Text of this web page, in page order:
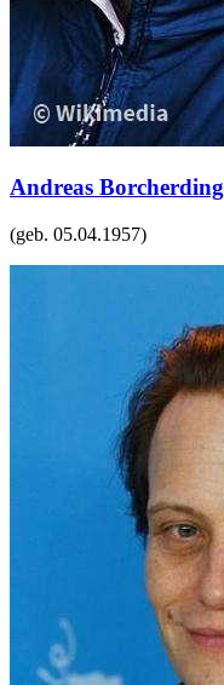
Andreas Borcherding
(geb. 05.04.1957)